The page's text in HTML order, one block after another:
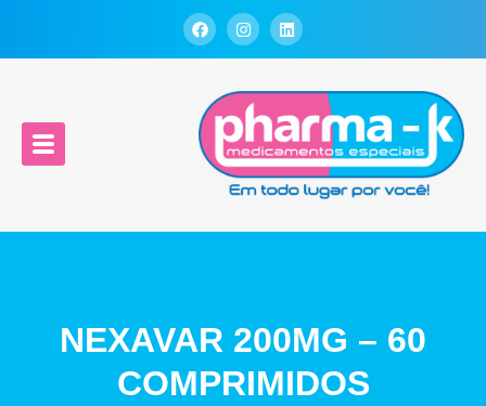
NEXAVAR 200MG – 60
COMPRIMIDOS